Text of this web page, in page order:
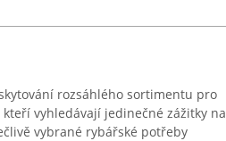
rozsáhlého sortimentu pro
vyhledávají jedinečné zážitky na
vybrané rybářské potřeby